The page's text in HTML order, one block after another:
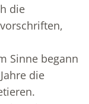
die
Sinne begann
die